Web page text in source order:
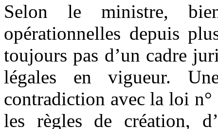
Selon le ministre,
opérationnelles depuis
toujours pas d’un cadre
légales en vigueur.
contradiction avec la loi
les règles de création,